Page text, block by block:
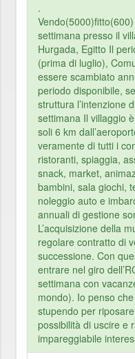
.
settimana presso il
Hurgada, Egitto Il
(prima di luglio),
essere scambiato
periodo disponibile,
struttura l’intenzione
settimana Il villaggio
soli 6 km
veramente di tutti i
ristoranti, spiaggia,
snack, market,
bambini, sala giochi,
noleggio auto e
annuali di gestione
L’acquisizione della
regolare contratto di
successione. Con
entrare nel giro
settimana con
mondo). Io penso
stupendo per
possibilità di uscire e
impareggiabile